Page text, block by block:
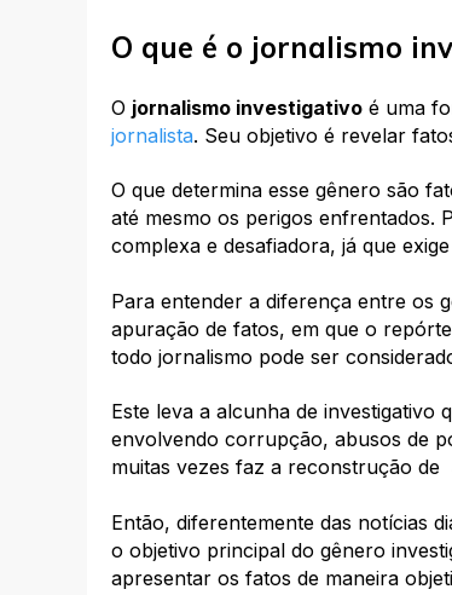
O que é o jornalismo
O jornalismo investigativo é uma
jornalista. Seu objetivo é revelar
O que determina esse gênero são
até mesmo os perigos enfrentados.
complexa e desafiadora, já que
Para entender a diferença entre os
apuração de fatos, em que o
todo jornalismo pode ser
Este leva a alcunha de investigativo
envolvendo corrupção, abusos de
muitas vezes faz a reconstrução
Então, diferentemente das notícias
o objetivo principal do gênero
apresentar os fatos de maneira